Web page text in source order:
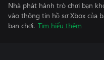
Nhà phát hành trò chơi bạn
vào thông tin hồ sơ Xbox của
bạn chơi. Tìm hiểu thêm